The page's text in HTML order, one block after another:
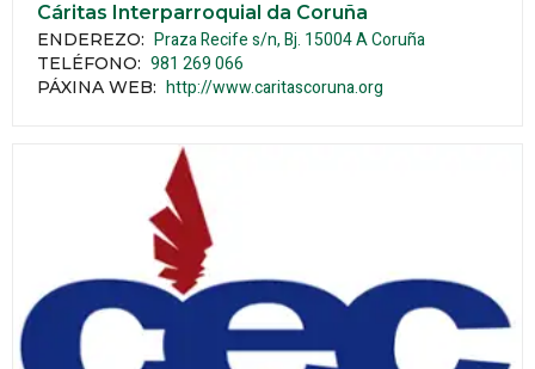
Cáritas Interparroquial da Coruña
ENDEREZO: Praza Recife s/n, Bj. 15004A Coruña
TELÉFONO: 981 269 066
PÁXINA WEB: http://www.caritascoruna.org